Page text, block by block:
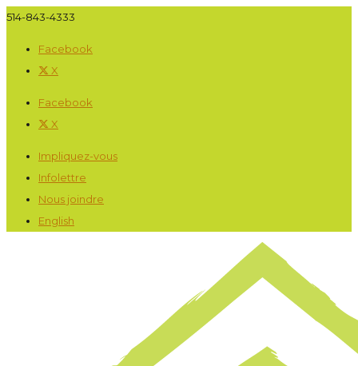
514-843-4333
Facebook
X
Facebook
X
Impliquez-vous
Infolettre
Nous joindre
English